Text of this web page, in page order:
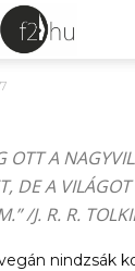
OTT A
DE A
/J. R. R.
nindzsák